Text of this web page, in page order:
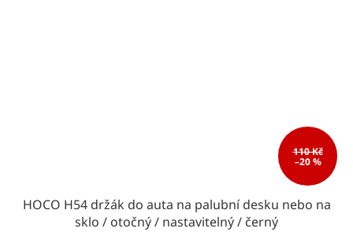
110 Kč
–20 %
HOCO H54 držák do auta na palubní desku nebo na
sklo / otočný / nastavitelný / černý